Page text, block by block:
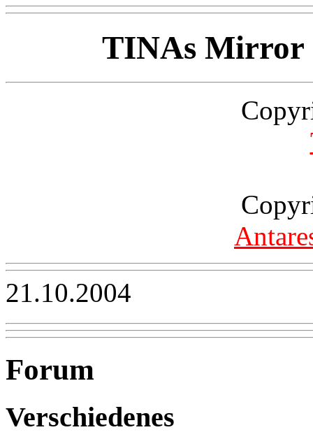
TINAs Mirror
21.10.2004
Forum
Verschiedenes